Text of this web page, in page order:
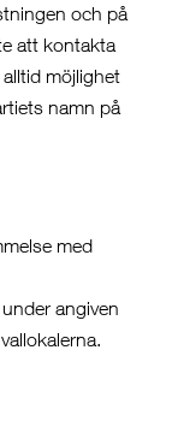
och på
att kontakta
möjlighet
namn på
med
angiven